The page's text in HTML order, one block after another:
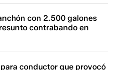
con 2.500 galones
contrabando en
conductor que provocó